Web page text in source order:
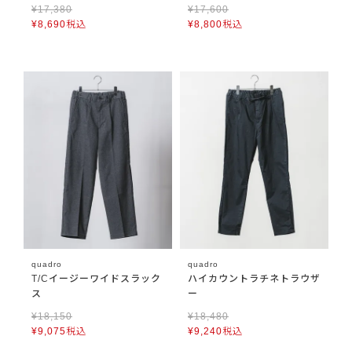
¥17,380
¥8,690税込
¥17,600
¥8,800税込
quadro
T/Cイージーワイドスラック
ス
¥18,150
¥9,075税込
quadro
ハイカウントラチネトラウザ
ー
¥18,480
¥9,240税込